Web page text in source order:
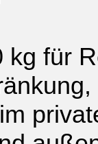
kg für